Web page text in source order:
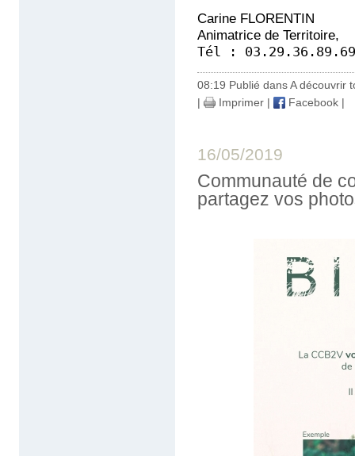
Carine FLORENTIN
Animatrice de Territoire,
Tél :
08:19 Publié dansA découvrir
|
Imprimer | Facebook |
16/05/2019
Communauté de
partagez vos